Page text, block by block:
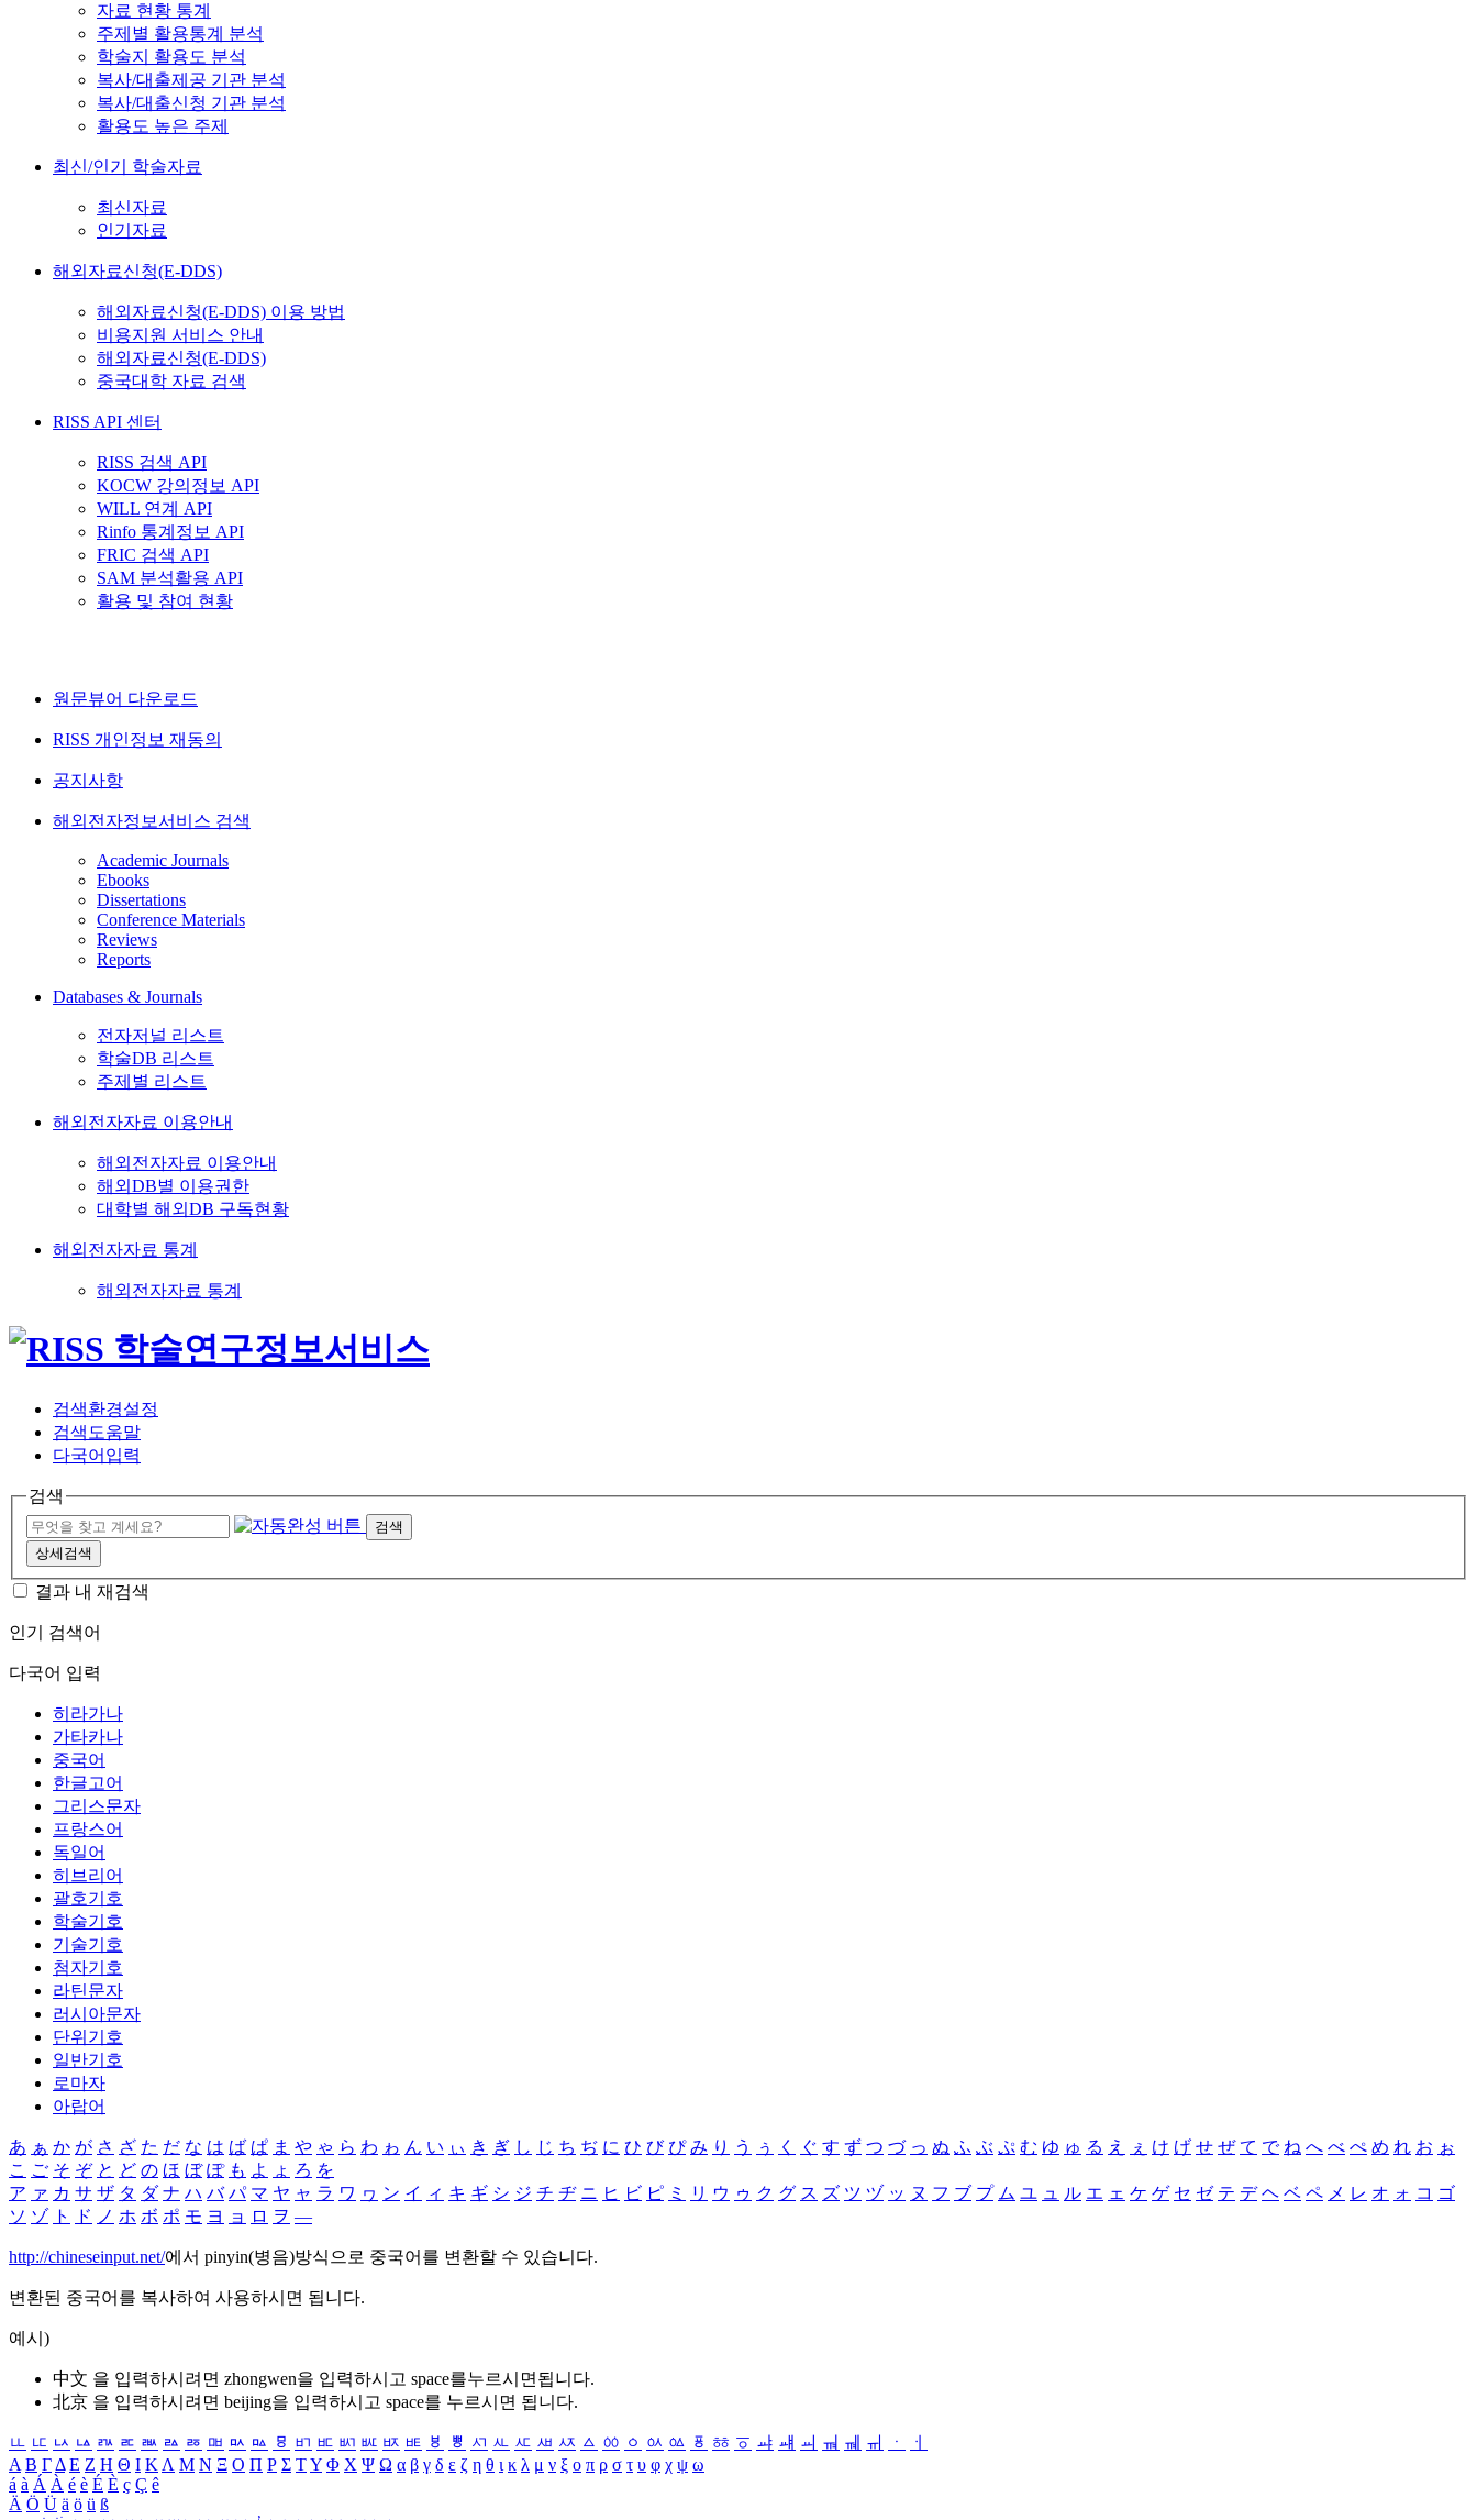
자료 현황 통계
주제별 활용통계 분석
학술지 활용도 분석
복사/대출제공 기관 분석
복사/대출신청 기관 분석
활용도 높은 주제
최신/인기 학술자료
최신자료
인기자료
해외자료신청(E-DDS)
해외자료신청(E-DDS) 이용 방법
비용지원 서비스 안내
해외자료신청(E-DDS)
중국대학 자료 검색
RISS API 센터
RISS 검색 API
KOCW 강의정보 API
WILL 연계 API
Rinfo 통계정보 API
FRIC 검색 API
SAM 분석활용 API
활용 및 참여 현황
원문뷰어 다운로드
RISS 개인정보 재동의
공지사항
해외전자정보서비스 검색
Academic Journals
Ebooks
Dissertations
Conference Materials
Reviews
Reports
Databases & Journals
전자저널 리스트
학술DB 리스트
주제별 리스트
해외전자자료 이용안내
해외전자자료 이용안내
해외DB별 이용권한
대학별 해외DB 구독현황
해외전자자료 통계
해외전자자료 통계
검색환경설정
검색도움말
다국어입력
검색
검색
상세검색
결과 내 재검색
인기 검색어
다국어 입력
히라가나
가타카나
중국어
한글고어
그리스문자
프랑스어
독일어
히브리어
괄호기호
학술기호
기술기호
첨자기호
라틴문자
러시아문자
단위기호
일반기호
로마자
아랍어
あ ぁ か が さ ざ た だ な は ば ぱ ま や ゃ ら わ ゎ ん い ぃ き ぎ し じ ち ぢ に ひ び ぴ み り う ぅ く ぐ す ず つ づ っ ぬ ふ ぶ ぷ む ゆ ゅ る え ぇ け げ せ ぜ て で ね へ べ ぺ め れ お ぉ
こ ご そ ぞ と ど の ほ ぼ ぽ も よ ょ ろ を
ア ァ カ サ ザ タ ダ ナ ハ バ パ マ ヤ ャ ラ ワ ヮ ン イ ィ キ ギ シ ジ チ ヂ ニ ヒ ビ ピ ミ リ ウ ゥ ク グ ス ズ ツ ヅ ッ ヌ フ ブ プ ム ユ ュ ル エ ェ ケ ゲ セ ゼ テ デ ヘ ベ ペ メ レ オ ォ コ ゴ
ソ ゾ ト ド ノ ホ ボ ポ モ ヨ ョ ロ ヲ ―
http://chineseinput.net/에서 pinyin(병음)방식으로 중국어를 변환할 수 있습니다.
변환된 중국어를 복사하여 사용하시면 됩니다.
예시)
中文 을 입력하시려면 zhongwen을 입력하시고 space를누르시면됩니다.
北京 을 입력하시려면 beijing을 입력하시고 space를 누르시면 됩니다.
ㅥ ㅦ ㅧ ㅨ ㅩ ㅪ ㅫ ㅬ ㅭ ㅮ ㅯ ㅰ ㅱ ㅲ ㅳ ㅴ ㅵ ㅶ ㅷ ㅸ ㅹ ㅺ ㅻ ㅼ ㅽ ㅾ ㅿ ㆀ ㆁ ㆂ ㆃ ㆄ ㆅ ㆆ ㆇ ㆈ ㆉ ㆊ ㆋ ㆌ ㆍ
ㆎ
Α Β ΓΔ Ε Ζ Η Θ Ι ΚΛ Μ Ν Ξ Ο Π Ρ Σ ΤΥ Φ Χ Ψ Ω α β γ δ ε ζ η θ ι κ λ μ ν ξ ο π ρ σ τ υ φ χ ψ ω
á à Á À é è É È ç Ç ê
Ä Ö Ü ä ö ü ß